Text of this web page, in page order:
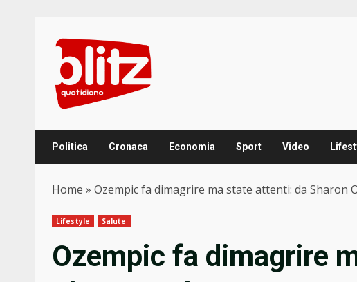
content
Politica Cronaca Economia Sport Video
Home » Ozempic fa dimagrire ma state attenti: da
Lifestyle Salute
Ozempic fa dimagrire